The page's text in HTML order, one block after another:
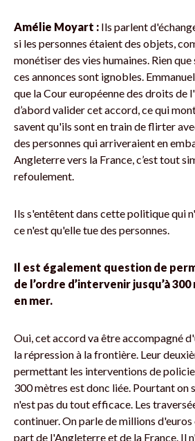
Amélie Moyart : Ils parlent
si les personnes étaient des objets,
monétiser des vies humaines. Rien que
ces annonces sont ignobles.
que la Cour européenne des droits de
d’abord valider cet accord, ce qui
savent qu'ils sont en train de flirter
des personnes qui arriveraient en
Angleterre vers la France, c’est tout
refoulement.
Ils s'entêtent dans cette politique qui
ce n'est qu'elle tue des personnes.
Il est également question de
de l’ordre d’intervenir jusqu’à
en mer.
Oui, cet accord va être accompagné
la répression à la frontière. Leur
permettant les interventions de
300 mètres est donc liée. Pourtant on
n'est pas du tout efficace. Les
continuer. On parle de millions d'euros
part de l'Angleterre et de la France. Il